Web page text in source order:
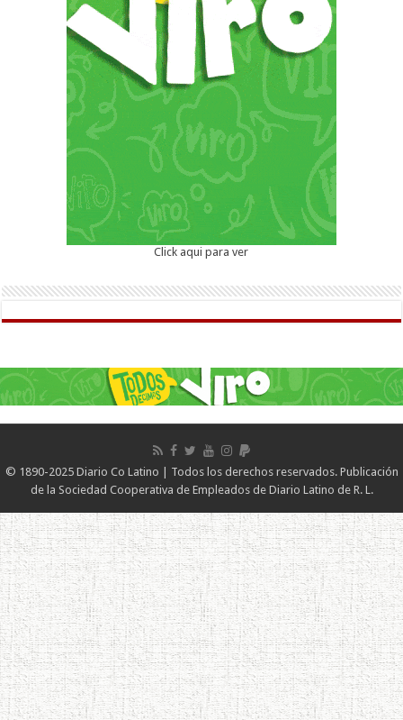
Click aqui para ver
© 1890-2025 Diario Co Latino | Todos los derechos reservados. Publicación
de la Sociedad Cooperativa de Empleados de Diario Latino de R. L.